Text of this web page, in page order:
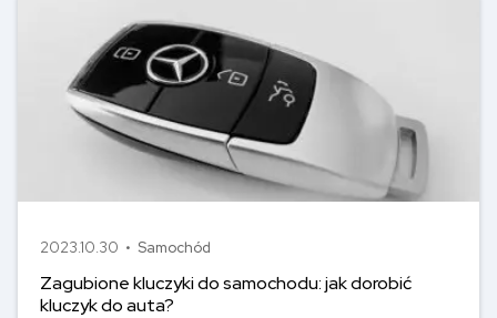
2023.10.30 • Samochód
Zagubione kluczyki do samochodu: jak dorobić
kluczyk do auta?